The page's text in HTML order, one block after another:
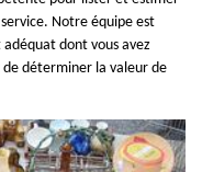
Notre équipe est
adéquat dont vous avez
déterminer la valeur de